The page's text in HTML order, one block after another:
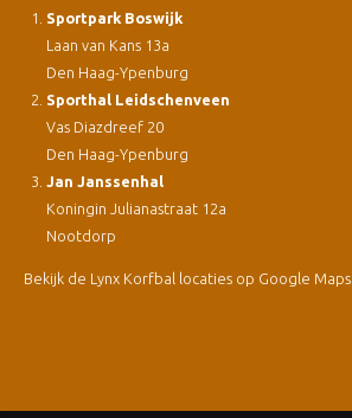
Sportpark Boswijk
Laan van Kans 13a
Den Haag-Ypenburg
Sporthal Leidschenveen
Vas Diazdreef 20
Den Haag-Ypenburg
Jan Janssenhal
Koningin Julianastraat 12a
Nootdorp
Bekijk de Lynx Korfbal locaties op Google Maps